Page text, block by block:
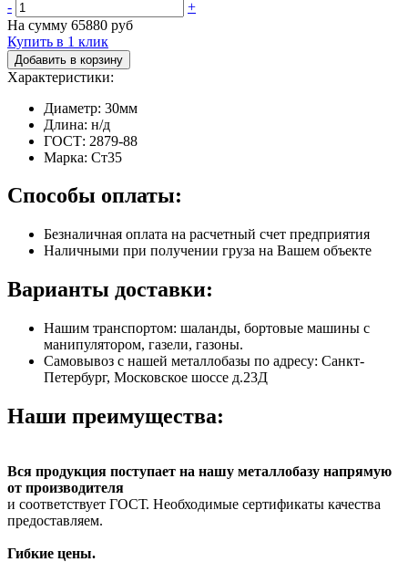
-
+
На сумму 65880 руб
Купить в 1 клик
Добавить в корзину
Характеристики:
Диаметр: 30мм
Длина: н/д
ГОСТ: 2879-88
Марка: Ст35
Способы оплаты:
Безналичная оплата на расчетный счет предприятия
Наличными при получении груза на Вашем объекте
Варианты доставки:
Нашим транспортом: шаланды, бортовые машины с
манипулятором, газели, газоны.
Самовывоз с нашей металлобазы по адресу: Санкт-
Петербург, Московское шоссе д.23Д
Наши преимущества:
Вся продукция поступает на нашу металлобазу напрямую
от производителя
и соответствует ГОСТ. Необходимые сертификаты качества
предоставляем.
Гибкие цены.